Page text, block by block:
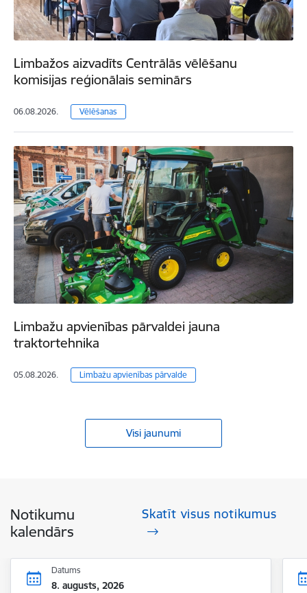
Limbažos aizvadīts Centrālās vēlēšanu
komisijas reģionālais seminārs
06.08.2026. Vēlēšanas
Limbažu apvienības pārvaldei jauna
traktortehnika
05.08.2026. Limbažu apvienības pārvalde
Visi jaunumi
Notikumu
kalendārs
Skatīt visus notikumus
Datums
8. augusts, 2026